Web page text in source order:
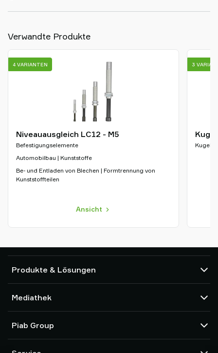
Verwandte Produkte
Niveauausgleich LC12 - M5
Befestigungselemente
Automobilbau | Kunststoffe
Be- und Entladen von Blechen | Formtrennung von
Kunststoffteilen
Ansicht
4 VARIANTEN 3
Produkte & Lösungen
Saugnäpfe und Soft-Gripper
Komponenten des Robot End Of Arm Tooling (EOAT)
Roboter- und Cobot-Greiflösungen
System- und Lösungszubehör
Vakuumförderer für Pulver und Schüttgut
Mediathek
Produktkonfigurator
Allgemeine Verkaufsbedingungen
Piab Group